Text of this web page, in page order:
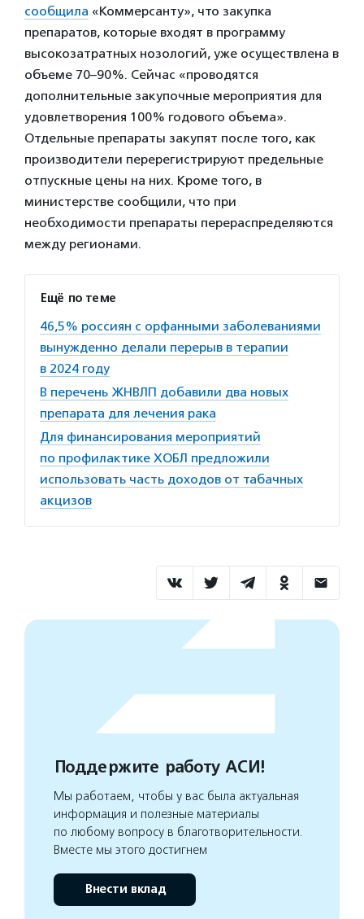
сообщила «Коммерсанту», что закупка
препаратов, которые входят в программу
высокозатратных нозологий, уже осуществлена в
объеме 70–90%. Сейчас «проводятся
дополнительные закупочные мероприятия для
удовлетворения 100% годового объема».
Отдельные препараты закупят после того, как
производители перерегистрируют предельные
отпускные цены на них. Кроме того, в
министерстве сообщили, что при
необходимости препараты перераспределяются
между регионами.
Ещё по теме
46,5% россиян с орфанными заболеваниями
вынужденно делали перерыв в терапии
в 2024 году
В перечень ЖНВЛП добавили два новых
препарата для лечения рака
Для финансирования мероприятий
по профилактике ХОБЛ предложили
использовать часть доходов от табачных
акцизов
Поддержите работу АСИ!
Мы работаем, чтобы у вас была актуальная
информация и полезные материалы
по любому вопросу в благотворительности.
Вместе мы этого достигнем
Внести вклад